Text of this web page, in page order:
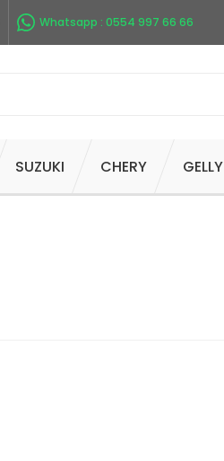
Whatsapp : 0554 997 66 66
SUZUKI CHERY GELLY